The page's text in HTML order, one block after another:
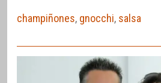
champiñones, gnocchi, salsa